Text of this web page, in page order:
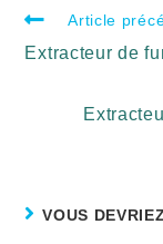
Article
Extracteur de
VOUS